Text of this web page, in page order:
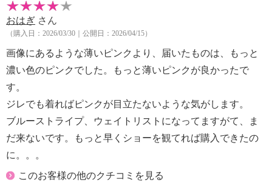
おはぎ さん
（購入日：2026/03/30｜公開日：2026/04/15）
画像にあるような薄いピンクより、届いたものは、もっと
濃い色のピンクでした。もっと薄いピンクが良かったで
す。
ジレでも着ればピンクが目立たないような気がします。
ブルーストライプ、ウェイトリストになってますがて、ま
だ来ないです。もっと早くショーを観てれば購入できたの
に。。。
このお客様の他のクチコミを見る